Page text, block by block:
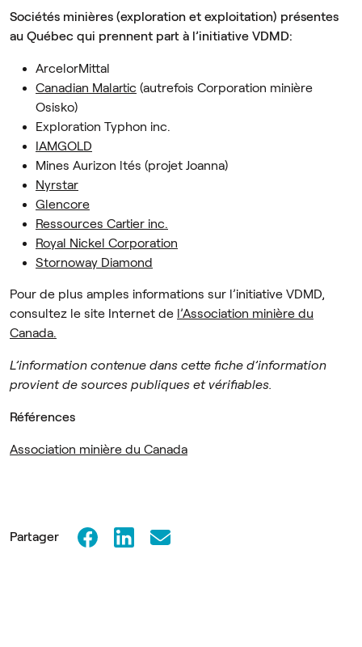
Sociétés minières (exploration et exploitation) présentes
au Québec qui prennent part à l’initiative VDMD:
ArcelorMittal
Canadian Malartic (autrefois Corporation minière
Osisko)
Exploration Typhon inc.
IAMGOLD
Mines Aurizon ltés (projet Joanna)
Nyrstar
Glencore
Ressources Cartier inc.
Royal Nickel Corporation
Stornoway Diamond
Pour de plus amples informations sur l’initiative VDMD,
consultez le site Internet de l’Association minière du
Canada.
L’information contenue dans cette fiche d’information
provient de sources publiques et vérifiables.
Références
Association minière du Canada
Partager